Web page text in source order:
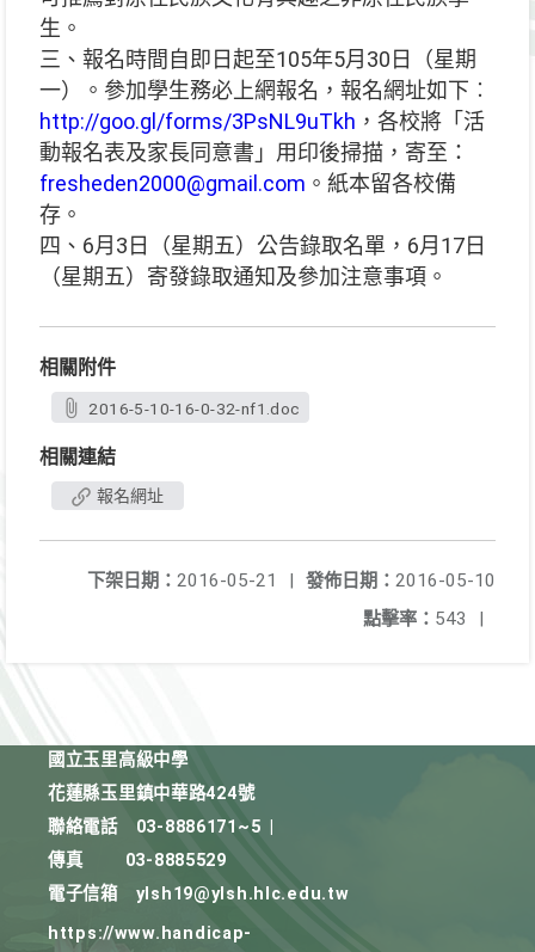
生。
三、報名時間自即日起至105年5月30日（星期
一）。參加學生務必上網報名，報名網址如下︰
http://goo.gl/forms/3PsNL9uTkh ，各校將「活
動報名表及家長同意書」用印後掃描，寄至：
fresheden2000@gmail.com 。紙本留各校備
存。
四、6月3日（星期五）公告錄取名單，6月17日
（星期五）寄發錄取通知及參加注意事項。
相關附件
2016-5-10-16-0-32-nf1.doc
相關連結
報名網址
發佈日期： 2016-05-10
下架日期： 2016-05-21
|
點擊率： 543 |
國立玉里高級中學
花蓮縣玉里鎮中華路424號
聯絡電話
03-8886171~5
傳真
03-8885529
電子信箱
ylsh19@ylsh.hlc.edu.tw
https://www.handicap-